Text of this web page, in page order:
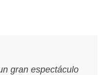
gran espectáculo